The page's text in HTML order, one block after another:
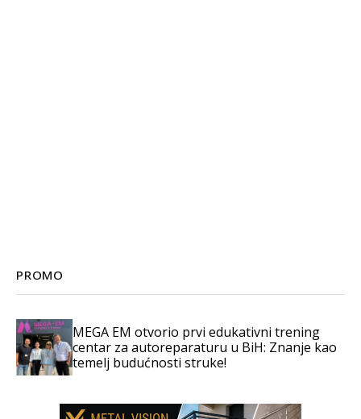
PROMO
MEGA EM otvorio prvi edukativni trening
centar za autoreparaturu u BiH: Znanje kao
temelj budućnosti struke!